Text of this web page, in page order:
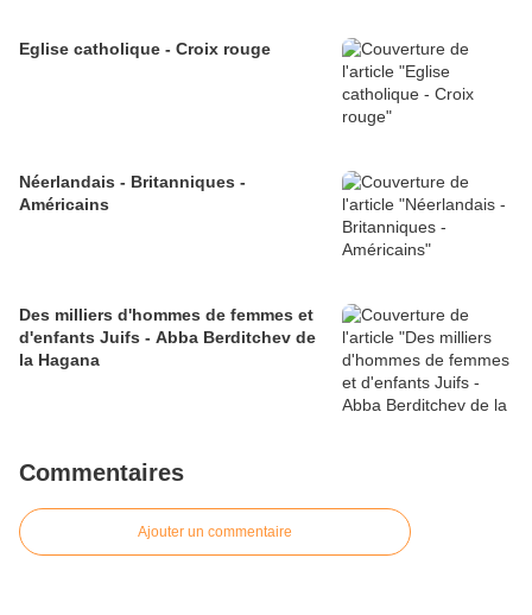
Eglise catholique - Croix rouge
Néerlandais - Britanniques -
Américains
Des milliers d'hommes de femmes et
d'enfants Juifs - Abba Berditchev de
la Hagana
Commentaires
Ajouter un commentaire